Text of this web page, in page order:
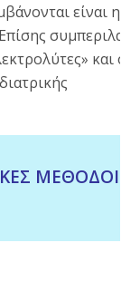
είναι η
Επίσης
και οι
ΜΕΘΟΔΟΙ -